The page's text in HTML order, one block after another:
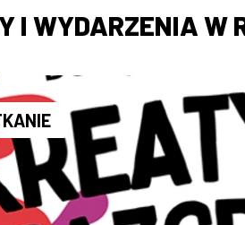
I WYDARZENIA W